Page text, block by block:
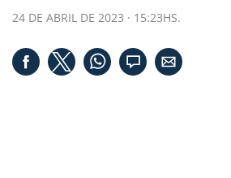
24 DE ABRIL DE 2023 · 15:23HS.